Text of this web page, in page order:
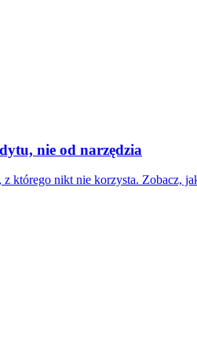
nie od narzędzia
którego nikt nie korzysta. Zobacz,